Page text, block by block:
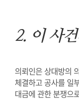
2. 이 사
의뢰인은 상대방의
체결하고 공사를 일
대금에 관한 분쟁으